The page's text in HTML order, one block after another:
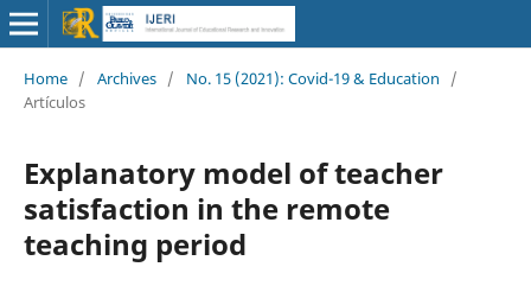
Home / Archives / No. 15 (2021): Covid-19 & Education
/
Artículos
Explanatory model of teacher
satisfaction in the remote
teaching period